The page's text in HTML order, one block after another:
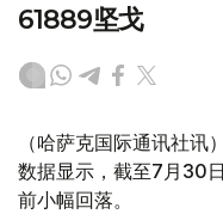
61889坚戈
（哈萨克国际通讯社
数据显示，截至7月30
前小幅回落。